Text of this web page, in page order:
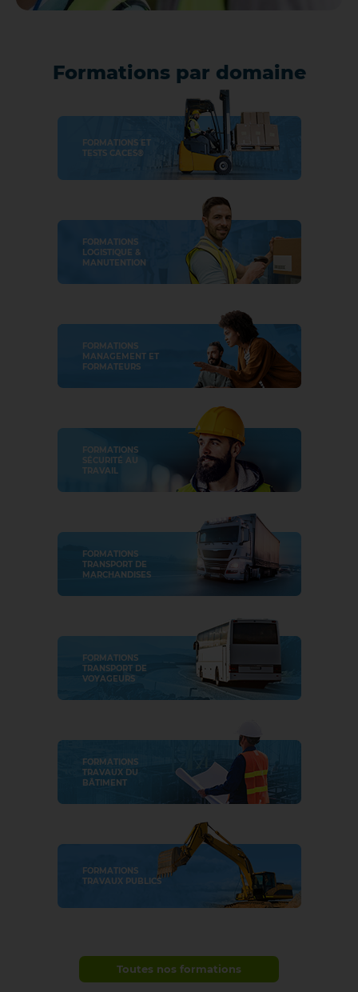
Formations par domaine
FORMATIONS ET
TESTS CACES®
FORMATIONS
LOGISTIQUE &
MANUTENTION
FORMATIONS
MANAGEMENT ET
FORMATEURS
FORMATIONS
SÉCURITÉ AU
TRAVAIL
FORMATIONS
TRANSPORT DE
MARCHANDISES
FORMATIONS
TRANSPORT DE
VOYAGEURS
FORMATIONS
TRAVAUX DU
BÂTIMENT
FORMATIONS
TRAVAUX PUBLICS
Toutes nos formations